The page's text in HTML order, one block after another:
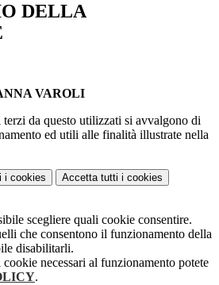
DELLA
VAROLI
da questo utilizzati si avvalgono di
ed utili alle finalità illustrate nella
i cookies Accetta tutti i cookies
scegliere quali cookie consentire.
che consentono il funzionamento della
disabilitarli.
necessari al funzionamento potete
.